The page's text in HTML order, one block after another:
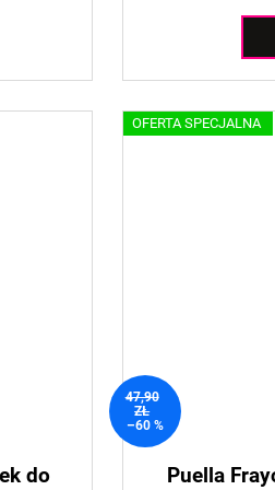
do
OFERTA SPECJALNA
47,90
ZŁ
–60 %
Puella